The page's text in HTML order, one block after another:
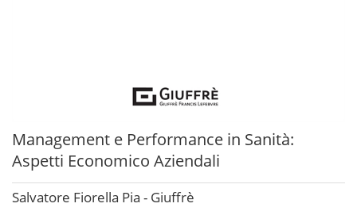
Management e Performance in Sanità:
Aspetti Economico Aziendali
Salvatore Fiorella Pia - Giuffrè